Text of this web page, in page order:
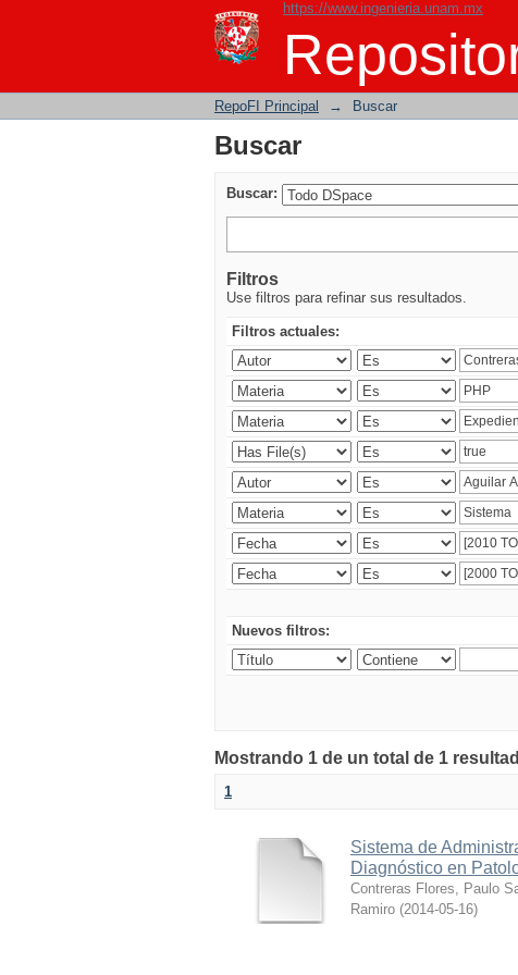
https://www.ingenieria.unam.mx
Buscar
RepoFI Principal → Buscar
Buscar
Buscar:
Filtros
Use filtros para refinar sus resultados.
Filtros actuales:
Nuevos filtros:
Mostrando 1 de un total de 1
1
Sistema de
Diagnóstico en
Contreras Flores, Paulo
Ramiro (2014-05-16)